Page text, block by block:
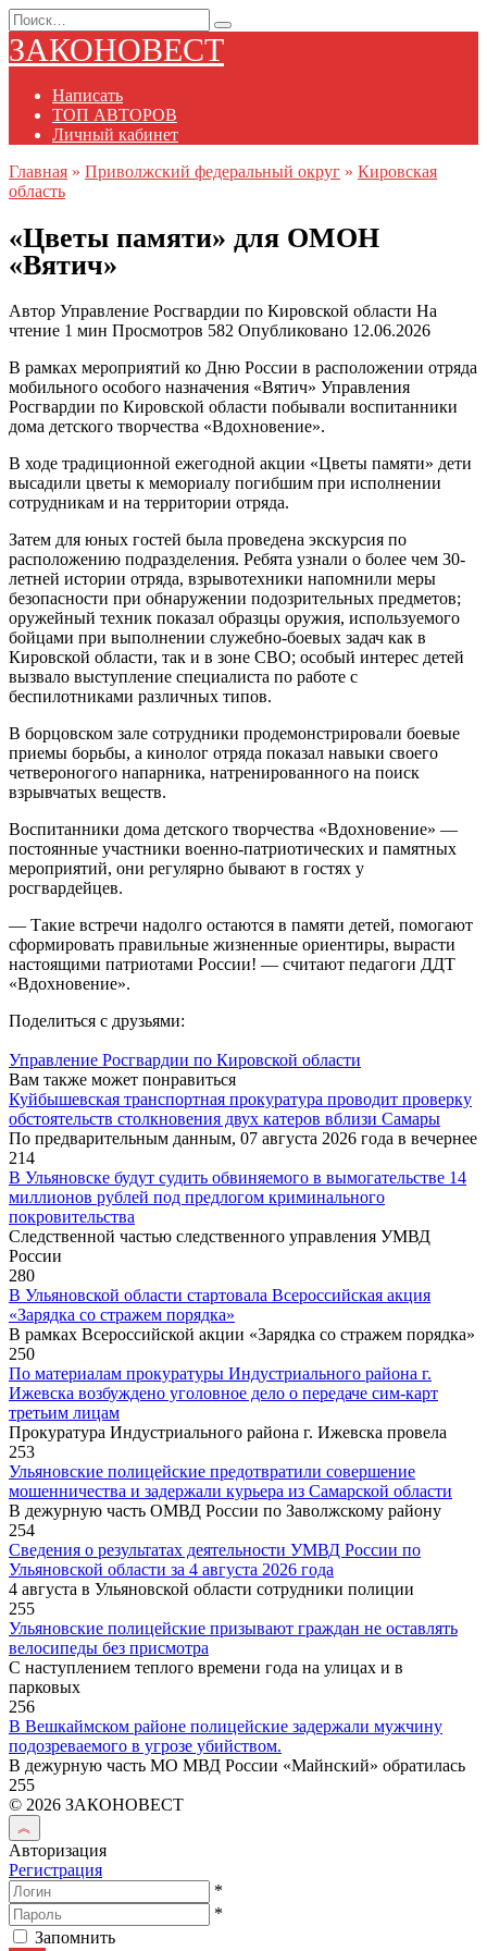
Перейти
к
содержанию
Search
for:
ЗАКОНОВЕСТ
Написать
ТОП АВТОРОВ
Личный кабинет
Главная » Приволжский федеральный округ » Кировская
область
«Цветы памяти» для ОМОН
«Вятич»
Автор Управление Росгвардии по Кировской области На
чтение 1 мин Просмотров 582 Опубликовано 12.06.2026
В рамках мероприятий ко Дню России в расположении отряда
мобильного особого назначения «Вятич» Управления
Росгвардии по Кировской области побывали воспитанники
дома детского творчества «Вдохновение».
В ходе традиционной ежегодной акции «Цветы памяти» дети
высадили цветы к мемориалу погибшим при исполнении
сотрудникам и на территории отряда.
Затем для юных гостей была проведена экскурсия по
расположению подразделения. Ребята узнали о более чем 30-
летней истории отряда, взрывотехники напомнили меры
безопасности при обнаружении подозрительных предметов;
оружейный техник показал образцы оружия, используемого
бойцами при выполнении служебно-боевых задач как в
Кировской области, так и в зоне СВО; особый интерес детей
вызвало выступление специалиста по работе с
беспилотниками различных типов.
В борцовском зале сотрудники продемонстрировали боевые
приемы борьбы, а кинолог отряда показал навыки своего
четвероногого напарника, натренированного на поиск
взрывчатых веществ.
Воспитанники дома детского творчества «Вдохновение» —
постоянные участники военно-патриотических и памятных
мероприятий, они регулярно бывают в гостях у
росгвардейцев.
— Такие встречи надолго остаются в памяти детей, помогают
сформировать правильные жизненные ориентиры, вырасти
настоящими патриотами России! — считают педагоги ДДТ
«Вдохновение».
Поделиться с друзьями:
Управление Росгвардии по Кировской области
Вам также может понравиться
Куйбышевская транспортная прокуратура проводит проверку
обстоятельств столкновения двух катеров вблизи Самары
По предварительным данным, 07 августа 2026 года в вечернее
214
В Ульяновске будут судить обвиняемого в вымогательстве 14
миллионов рублей под предлогом криминального
покровительства
Следственной частью следственного управления УМВД
России
280
В Ульяновской области стартовала Всероссийская акция
«Зарядка со стражем порядка»
В рамках Всероссийской акции «Зарядка со стражем порядка»
250
По материалам прокуратуры Индустриального района г.
Ижевска возбуждено уголовное дело о передаче сим-карт
третьим лицам
Прокуратура Индустриального района г. Ижевска провела
253
Ульяновские полицейские предотвратили совершение
мошенничества и задержали курьера из Самарской области
В дежурную часть ОМВД России по Заволжскому району
254
Сведения о результатах деятельности УМВД России по
Ульяновской области за 4 августа 2026 года
4 августа в Ульяновской области сотрудники полиции
255
Ульяновские полицейские призывают граждан не оставлять
велосипеды без присмотра
С наступлением теплого времени года на улицах и в
парковых
256
В Вешкаймском районе полицейские задержали мужчину
подозреваемого в угрозе убийством.
В дежурную часть МО МВД России «Майнский» обратилась
255
© 2026 ЗАКОНОВЕСТ
Авторизация
Регистрация
*
*
Запомнить